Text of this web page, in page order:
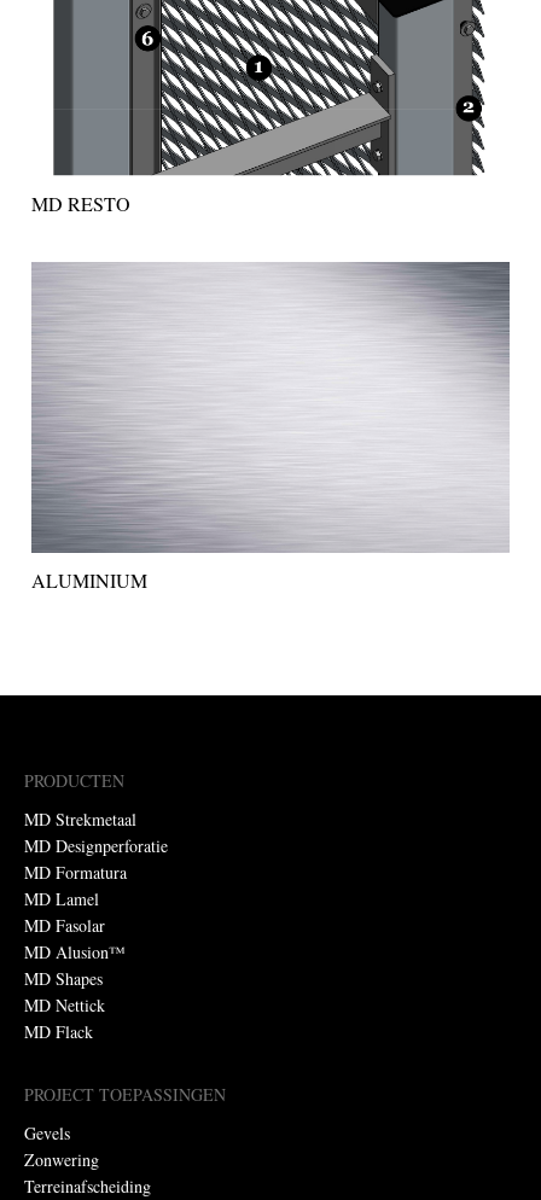
MD RESTO
ALUMINIUM
PRODUCTEN
MD Strekmetaal
MD Designperforatie
MD Formatura
MD Lamel
MD Fasolar
MD Alusion™
MD Shapes
MD Nettick
MD Flack
PROJECT TOEPASSINGEN
Gevels
Zonwering
Terreinafscheiding